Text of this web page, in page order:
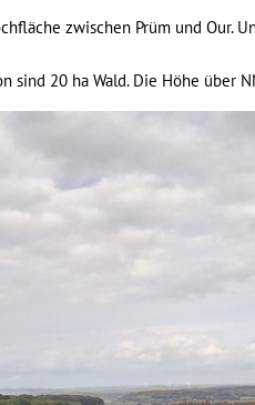
zwischen Prüm und Our.
sind 20 ha Wald. Die Höhe über